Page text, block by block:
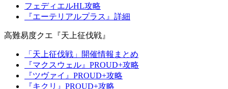
フェディエルHL攻略
『エーテリアルプラス』詳細
高難易度クエ『天上征伐戦』
「天上征伐戦」開催情報まとめ
『マクスウェル』PROUD+攻略
『ツヴァイ』PROUD+攻略
『キクリ』PROUD+攻略